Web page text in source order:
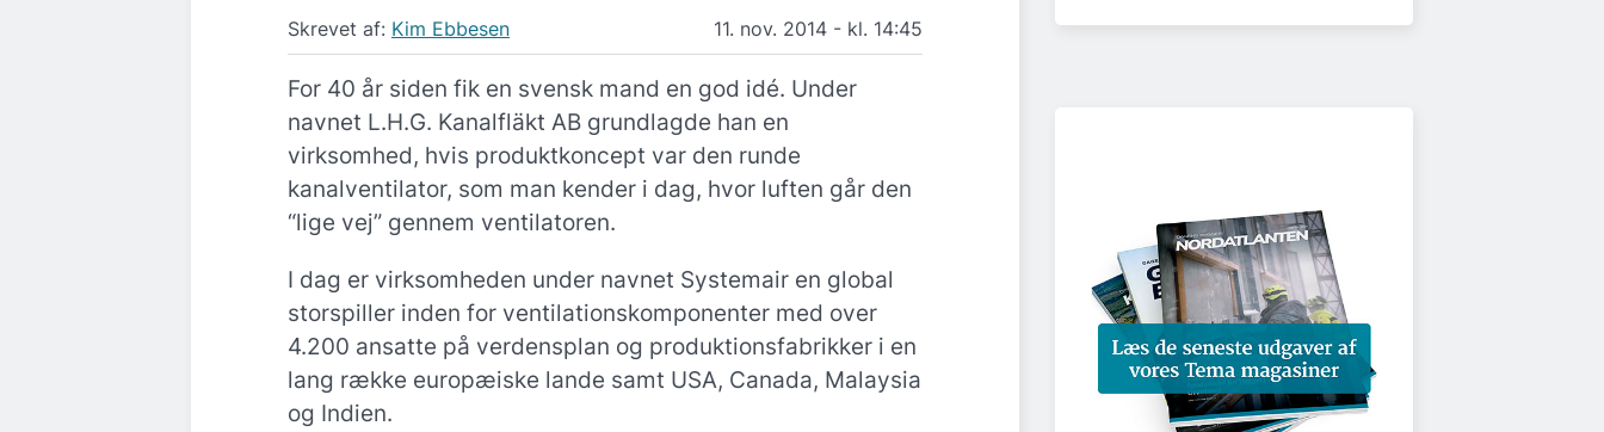
Skrevet af: Kim Ebbesen 11. nov. 2014 - kl. 14:45
For 40 år siden fik en svensk mand en god idé. Under
navnet L.H.G. Kanalfläkt AB grundlagde han en
virksomhed, hvis produktkoncept var den runde
kanalventilator, som man kender i dag, hvor luften går den
“lige vej” gennem ventilatoren.
I dag er virksomheden under navnet Systemair en global
storspiller inden for ventilationskomponenter med over
4.200 ansatte på verdensplan og produktionsfabrikker i en
lang række europæiske lande samt USA, Canada, Malaysia
og Indien.